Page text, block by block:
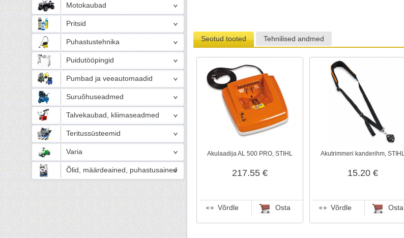
Motokaubad
Pritsid
Puhastustehnika
Puidutööpingid
Pumbad ja veeautomaadid
Suruõhuseadmed
Talvekaubad, kliimaseadmed
Teritussüsteemid
Varia
Õlid, määrdeained, puhastusained
Seotud tooted Tehnilised andmed
Akulaadija AL 500 PRO, STIHL
217.55 €
Võrdle Osta
Akutrimmeri kanderihm, STIHL
15.20 €
Võrdle Osta